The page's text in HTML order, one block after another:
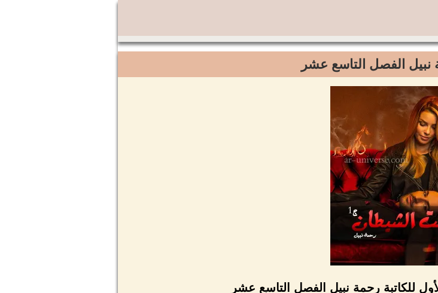
نبيل الفصل التاسع عشر
للكاتبة رحمة نبيل الفصل التاسع عشر